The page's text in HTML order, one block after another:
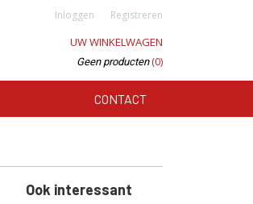
Inloggen Registreren
UW WINKELWAGEN
Geen producten (0)
CONTACT
Ook interessant